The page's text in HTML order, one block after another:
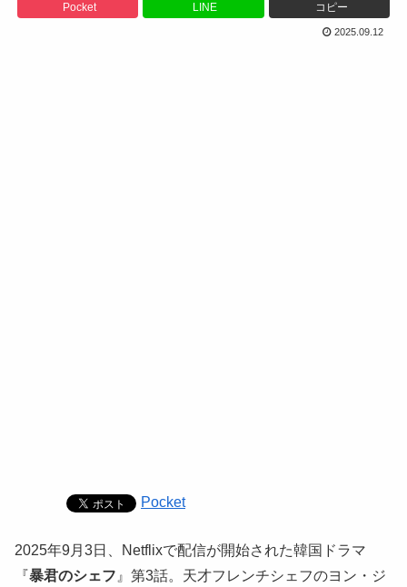
Pocket LINE コピー
2025.09.12
Pocket
2025年9月3日、Netflixで配信が開始された韓国ドラマ
『暴君のシェフ 』第3話。天才フレンチシェフのヨン・ジ